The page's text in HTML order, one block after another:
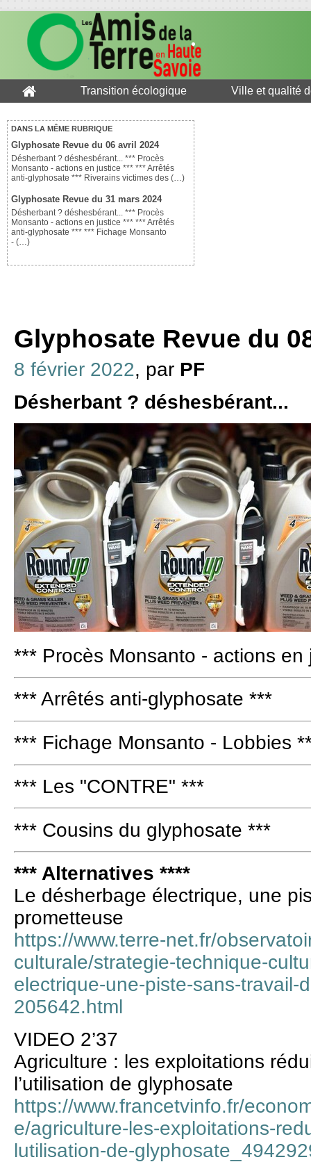
Transition écologique Ville et qualité
DANS LA MÊME RUBRIQUE
Glyphosate Revue du 06 avril 2024
Désherbant ? déshesbérant... *** Procès
Monsanto - actions en justice *** *** Arrêtés
anti-glyphosate *** Riverains victimes des (…)
Glyphosate Revue du 31 mars 2024
Désherbant ? déshesbérant... *** Procès
Monsanto - actions en justice *** *** Arrêtés
anti-glyphosate *** *** Fichage Monsanto
- (…)
Glyphosate Revue du
8 février 2022, par PF
Désherbant ? déshesbérant...
*** Procès Monsanto - actions en
*** Arrêtés anti-glyphosate ***
*** Fichage Monsanto - Lobbies
*** Les "CONTRE" ***
*** Cousins du glyphosate ***
*** Alternatives ****
Le désherbage électrique, une
prometteuse
https://www.terre-net.fr/
culturale/strategie-technique-
electrique-une-piste-sans-travail-
205642.html
VIDEO 2’37
Agriculture : les exploitations
l’utilisation de glyphosate
https://www.francetvinfo.fr/
e/agriculture-les-exploitations-
lutilisation-de-